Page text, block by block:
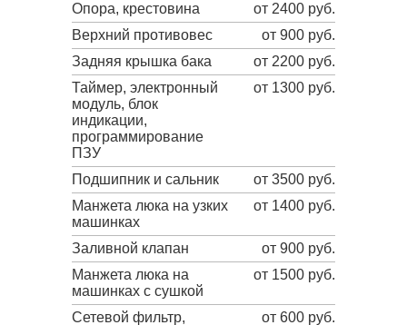
Опора, крестовина
от 2400 руб.
Верхний противовес
от 900 руб.
Задняя крышка бака
от 2200 руб.
Таймер, электронный
модуль, блок
индикации,
программирование
ПЗУ
от 1300 руб.
Подшипник и сальник
от 3500 руб.
Манжета люка на узких
машинках
от 1400 руб.
Заливной клапан
от 900 руб.
Манжета люка на
машинках с сушкой
от 1500 руб.
Сетевой фильтр, от 600 руб.